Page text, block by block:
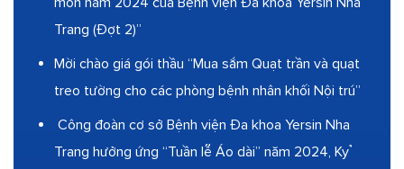
Trang (Đợt 2)”
Mời chào giá gói thầu “Mua sắm Quạt trần và quạt
treo tường cho các phòng bệnh nhân khối Nội trú”
Công đoàn cơ sở Bệnh viện Đa khoa Yersin Nha
Trang hưởng ứng “Tuần lễ Áo dài” năm 2024, Kỷ